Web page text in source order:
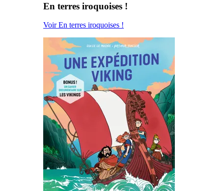
En terres iroquoises !
Voir En terres iroquoises !